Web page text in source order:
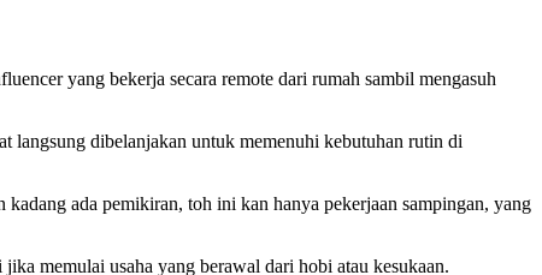
yang bekerja secara remote dari rumah sambil mengasuh
langsung dibelanjakan untuk memenuhi kebutuhan rutin di
ada pemikiran, toh ini kan hanya pekerjaan sampingan, yang
memulai usaha yang berawal dari hobi atau kesukaan.